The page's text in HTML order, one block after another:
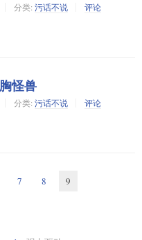
分类: 污话不说 评论
怪兽
分类: 污话不说 评论
7 8 9